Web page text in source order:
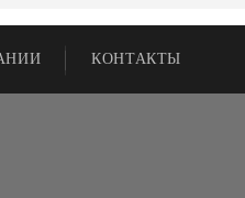
КОНТАКТЫ